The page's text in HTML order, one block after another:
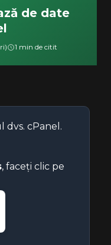
de date
1 min de citit
cPanel.
, faceți clic pe